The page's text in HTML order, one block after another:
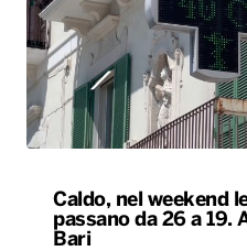
Caldo, nel weekend
passano da 26 a 19.
Bari